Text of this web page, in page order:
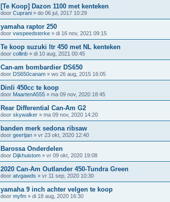
[Te Koop] Dazon 1100 met kenteken
door Cuprani » do 06 jul, 2017 10:29
yamaha raptor 250
door vwspeedsterke » di 16 nov, 2021 09:15
Te koop suzuki ltr 450 met NL kenteken
door collinb » di 10 aug, 2021 00:45
Can-am bombardier DS650
door DS650canam » wo 26 aug, 2015 16:05
Dinli 450cc te koop
door MaartenA555 » ma 09 nov, 2020 18:45
Rear Differential Can-Am G2
door skywalker » ma 09 nov, 2020 14:20
banden merk sedona ribsaw
door geertjan » vr 23 okt, 2020 12:40
Barossa Onderdelen
door Dijkhuistom » vr 09 okt, 2020 19:08
2020 Can-Am Outlander 450-Tundra Green
door atvgawds » vr 11 sep, 2020 10:30
yamaha 9 inch achter velgen te koop
door myfm » di 18 aug, 2020 16:30